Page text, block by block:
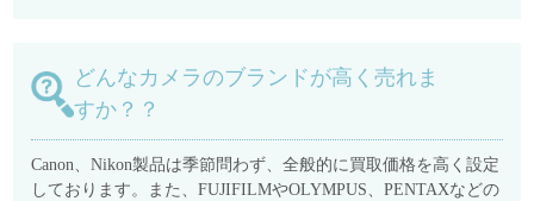
どんなカメラのブランドが高く売れま
すか？？
Canon、Nikon製品は季節問わず、全般的に買取価格を高く設定
しております。また、FUJIFILMやOLYMPUS、PENTAXなどの